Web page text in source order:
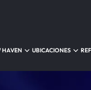
HAVEN UBICACIONES